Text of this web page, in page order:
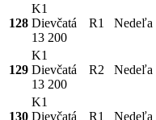
128
K1
Dievčatá
13 200
R1 Nedeľa
129
K1
Dievčatá
13 200
R2 Nedeľa
130
K1
Dievčatá
R1 Nedeľa